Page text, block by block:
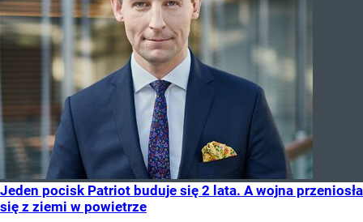
Jeden pocisk Patriot buduje się 2 lata. A wojna przeniosła
się z ziemi w powietrze